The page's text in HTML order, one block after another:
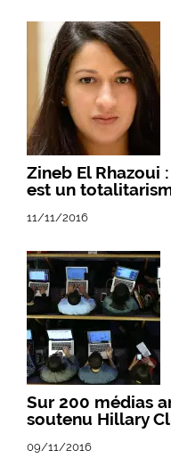
Zineb El Rhazoui
est un
11/11/2016
Sur 200 médias
soutenu Hillary
09/11/2016